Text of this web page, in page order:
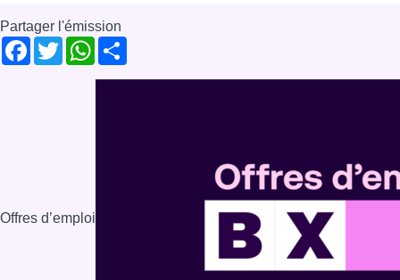
Partager l'émission
Facebook
TwitterWhatsApp
Offres d’emploi